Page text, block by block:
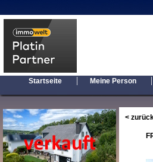
Startseite | Meine Person
<